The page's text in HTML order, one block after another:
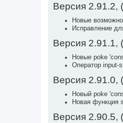
Версия 2.91.2,
Новые
Исправление
Версия 2.91.1,
Новые poke
Оператор input-
Версия 2.91.0,
Новый poke
Новая функция
Версия 2.90.5,